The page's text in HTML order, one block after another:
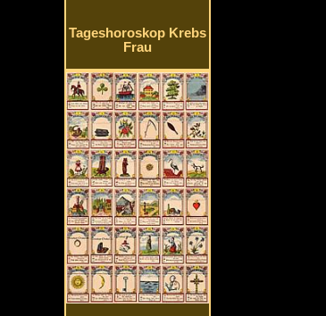
Tageshoroskop Krebs
Frau